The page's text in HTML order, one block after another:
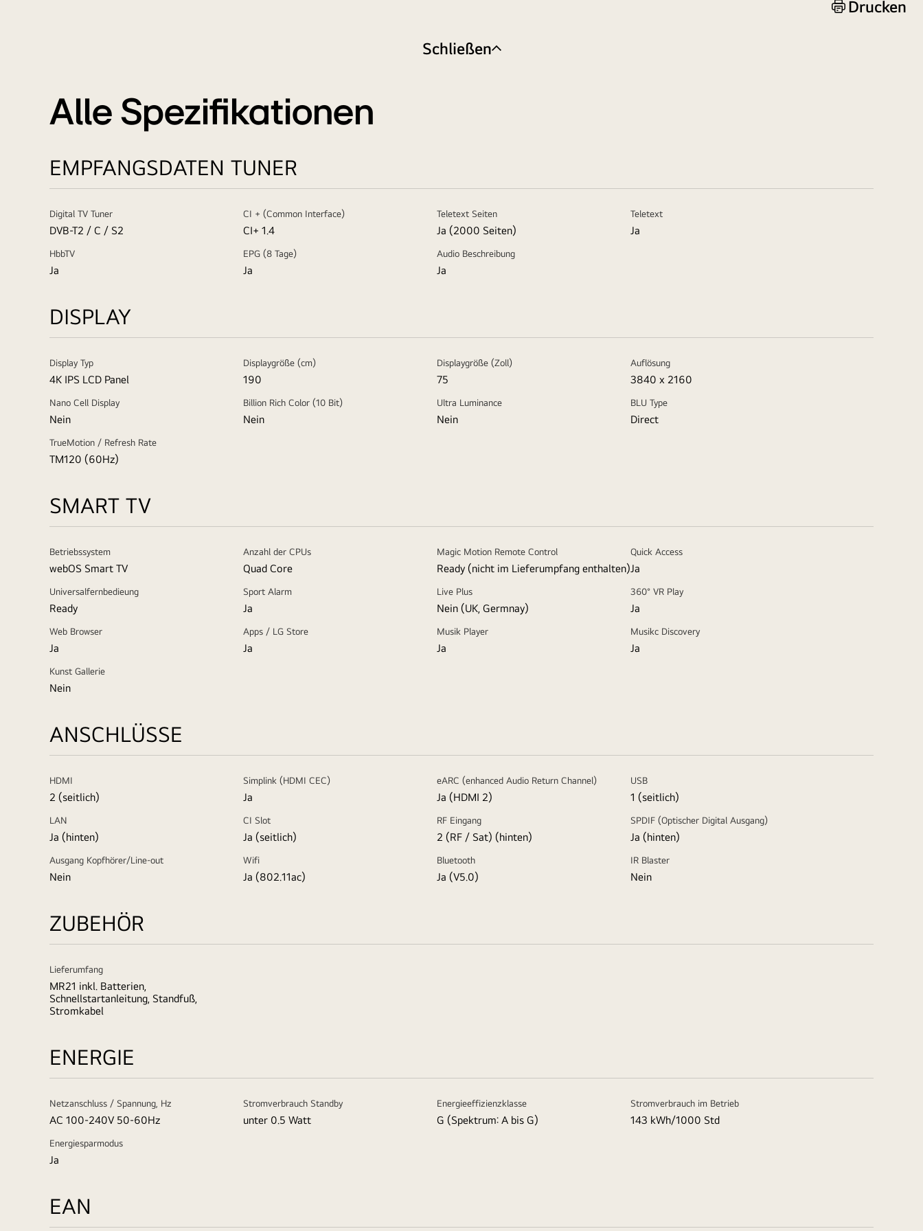
Drucken
Schließen
Alle Spezifikationen
EMPFANGSDATEN TUNER
Digital TV Tuner
DVB-T2 / C / S2
CI + (Common Interface)
CI+ 1.4
Teletext Seiten
Ja (2000 Seiten)
Teletext
Ja
HbbTV
Ja
EPG (8 Tage)
Ja
Audio Beschreibung
Ja
DISPLAY
Display Typ
4K IPS LCD Panel
Displaygröße (cm)
190
Displaygröße (Zoll)
75
Auflösung
3840 x 2160
Nano Cell Display
Nein
Billion Rich Color (10 Bit)
Nein
Ultra Luminance
Nein
BLU Type
Direct
TrueMotion / Refresh Rate
TM120 (60Hz)
SMART TV
Betriebssystem
webOS Smart TV
Anzahl der CPUs
Quad Core
Magic Motion Remote Control
Ready (nicht im Lieferumpfang enthalten)
Quick Access
Ja
Universalfernbedieung
Ready
Sport Alarm
Ja
Live Plus
Nein (UK, Germnay)
360° VR Play
Ja
Web Browser
Ja
Apps / LG Store
Ja
Musik Player
Ja
Musikc Discovery
Ja
Kunst Gallerie
Nein
ANSCHLÜSSE
HDMI
2 (seitlich)
Simplink (HDMI CEC)
Ja
eARC (enhanced Audio Return Channel)
Ja (HDMI 2)
USB
1 (seitlich)
LAN
Ja (hinten)
CI Slot
Ja (seitlich)
RF Eingang
2 (RF / Sat) (hinten)
SPDIF (Optischer Digital Ausgang)
Ja (hinten)
Ausgang Kopfhörer/Line-out
Nein
Wifi
Ja (802.11ac)
Bluetooth
Ja (V5.0)
IR Blaster
Nein
ZUBEHÖR
Lieferumfang
MR21 inkl. Batterien,
Schnellstartanleitung, Standfuß,
Stromkabel
ENERGIE
Netzanschluss / Spannung, Hz
AC 100-240V 50-60Hz
Stromverbrauch Standby
unter 0.5 Watt
Energieeffizienzklasse
G (Spektrum: A bis G)
Stromverbrauch im Betrieb
143 kWh/1000 Std
Energiesparmodus
Ja
EAN